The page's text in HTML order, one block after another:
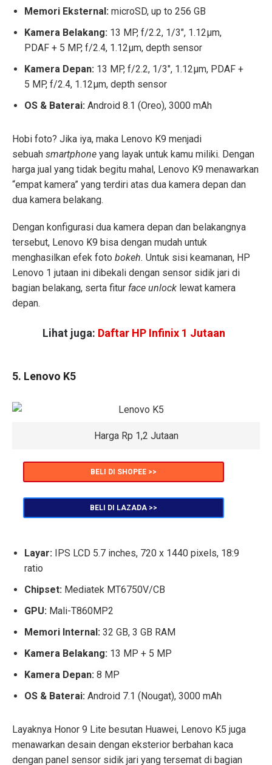
Memori Eksternal: microSD, up to 256 GB
Kamera Belakang: 13 MP, f/2.2, 1/3″, 1.12µm,
PDAF + 5 MP, f/2.4, 1.12µm, depth sensor
Kamera Depan: 13 MP, f/2.2, 1/3″, 1.12µm, PDAF +
5 MP, f/2.4, 1.12µm, depth sensor
OS & Baterai: Android 8.1 (Oreo), 3000 mAh
Hobi foto? Jika iya, maka Lenovo K9 menjadi
sebuah smartphone yang layak untuk kamu miliki. Dengan
harga jual yang tidak begitu mahal, Lenovo K9 menawarkan
“empat kamera” yang terdiri atas dua kamera depan dan
dua kamera belakang.
Dengan konfigurasi dua kamera depan dan belakangnya
tersebut, Lenovo K9 bisa dengan mudah untuk
menghasilkan efek foto bokeh. Untuk sisi keamanan, HP
Lenovo 1 jutaan ini dibekali dengan sensor sidik jari di
bagian belakang, serta fitur face unlock lewat kamera
depan.
Lihat juga: Daftar HP Infinix 1 Jutaan
5. Lenovo K5
Harga Rp 1,2 Jutaan
BELI DI SHOPEE >>
BELI DI LAZADA >>
Layar: IPS LCD 5.7 inches, 720 x 1440 pixels, 18:9
ratio
Chipset: Mediatek MT6750V/CB
GPU: Mali-T860MP2
Memori Internal: 32 GB, 3 GB RAM
Kamera Belakang: 13 MP + 5 MP
Kamera Depan: 8 MP
OS & Baterai: Android 7.1 (Nougat), 3000 mAh
Layaknya Honor 9 Lite besutan Huawei, Lenovo K5 juga
menawarkan desain dengan eksterior berbahan kaca
dengan panel sensor sidik jari yang tersemat di bagian